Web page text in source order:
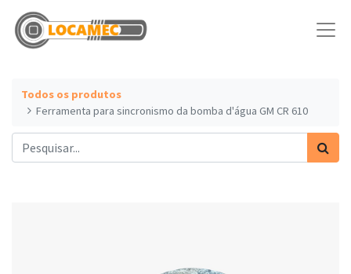
Todos os produtos
Ferramenta para sincronismo da bomba d'água GM CR 610